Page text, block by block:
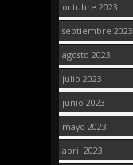
octubre 2023
septiembre 2023
agosto 2023
julio 2023
junio 2023
mayo 2023
abril 2023